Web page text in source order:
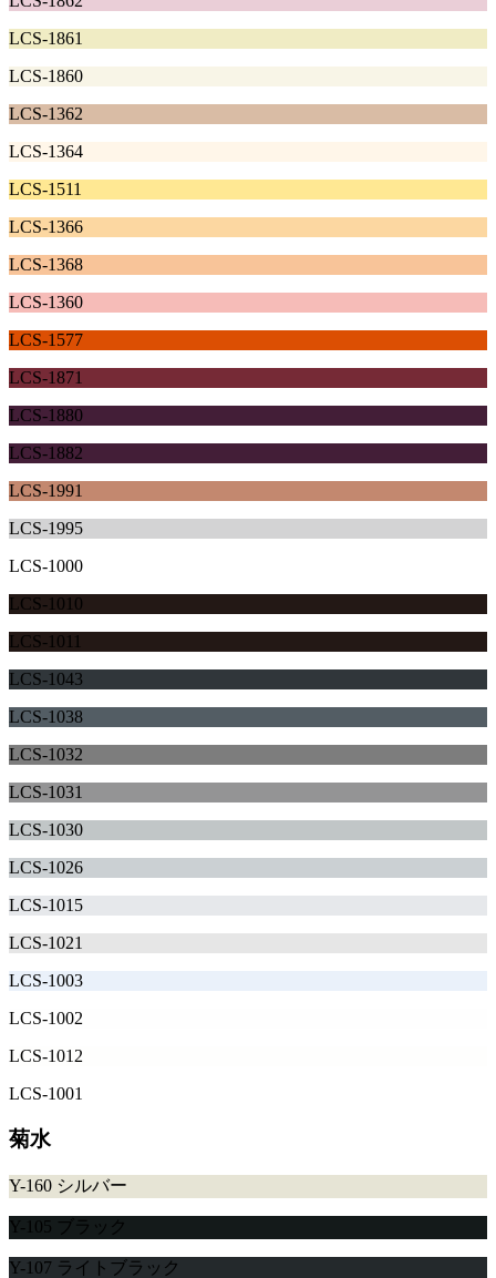
LCS-1861
LCS-1860
LCS-1362
LCS-1364
LCS-1511
LCS-1366
LCS-1368
LCS-1360
LCS-1577
LCS-1871
LCS-1880
LCS-1882
LCS-1991
LCS-1995
LCS-1000
LCS-1010
LCS-1011
LCS-1043
LCS-1038
LCS-1032
LCS-1031
LCS-1030
LCS-1026
LCS-1015
LCS-1021
LCS-1003
LCS-1002
LCS-1012
LCS-1001
菊水
Y-160 シルバー
Y-105 ブラック
Y-107 ライトブラック